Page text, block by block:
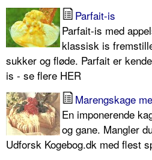
Parfait-is
Parfait-is med
klassisk is
sukker og fløde. Parfait er
is - se flere HER
Marengskage
En imponerende
og gane. Mangler
Udforsk Kogebog.dk med flest